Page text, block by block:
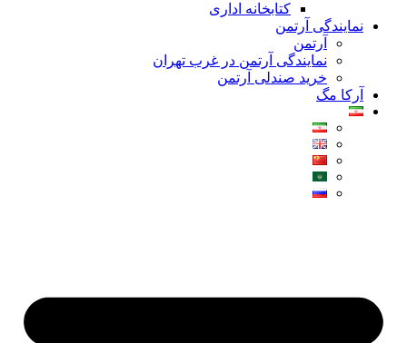
کتابخانه اداری
نمایندگی آرتمن
آرتمن
نمایندگی آرتمن در غرب تهران
خرید صندلی آرتمن
آرکا مگ